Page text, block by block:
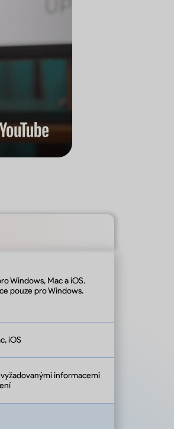
Windows, Mac a iOS.
pouze pro Windows.
iOS
informacemi